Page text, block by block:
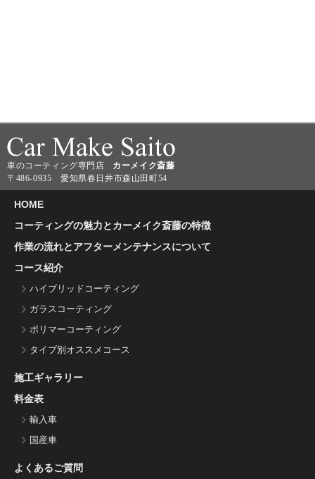
車のコーティング専門店
カーメイク斎藤
〒486-0935 愛知県春日井市森山田町54
HOME
コーティングの魅力とカーメイク斎藤の特徴
作業の流れとアフターメンテナンスについて
コース紹介
ハイブリッドコーティング
ガラスコーティング
ポリマーコーティング
タイプ別オススメコース
施工ギャラリー
料金表
輸入車
国産車
よくあるご質問